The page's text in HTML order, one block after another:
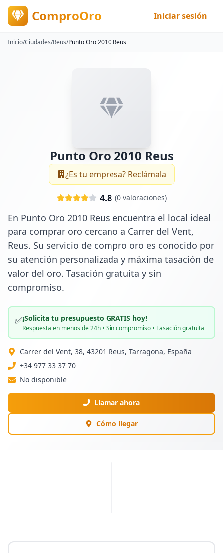
ComproOro Iniciar sesión
Inicio/Ciudades/Reus/Punto Oro 2010 Reus
Punto Oro 2010 Reus
¿Es tu empresa? Reclámala
4.8 (0valoraciones)
En Punto Oro 2010 Reus encuentra el local ideal
para comprar oro cercano a Carrer del Vent,
Reus. Su servicio de compro oro es conocido por
su atención personalizada y máxima tasación de
valor del oro. Tasación gratuita y sin
compromiso.
✅¡Solicita tu presupuesto GRATIS hoy!
Respuesta en menos de 24h • Sin compromiso • Tasación gratuita
Carrer del Vent, 38, 43201 Reus, Tarragona, España
+34 977 33 37 70
No disponible
Llamar ahora
Cómo llegar